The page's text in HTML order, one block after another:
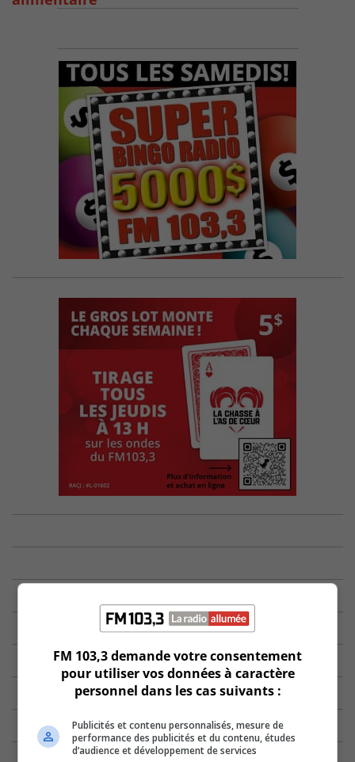
FM 103,3 demande votre consentement
pour utiliser vos données à caractère
personnel dans les cas suivants :
Publicités et contenu personnalisés, mesure de
performance des publicités et du contenu, études
d’audience et développement de services